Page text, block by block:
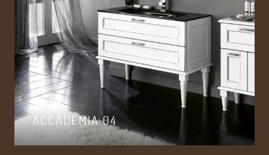
ACCADEMIA 04